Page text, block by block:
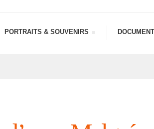
PORTRAITS & SOUVE­NIRS